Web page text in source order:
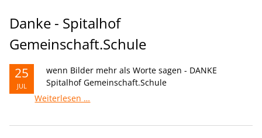
Danke - Spitalhof
Gemeinschaft.Schule
25
JUL
wenn Bilder mehr als Worte sagen - DANKE
Spitalhof Gemeinschaft.Schule
Weiterlesen …